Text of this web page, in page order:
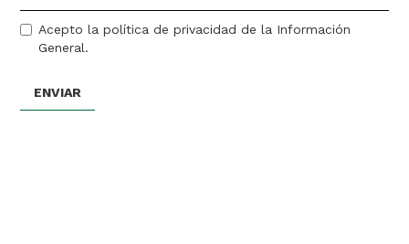
Acepto la política de privacidad de la Información
General.